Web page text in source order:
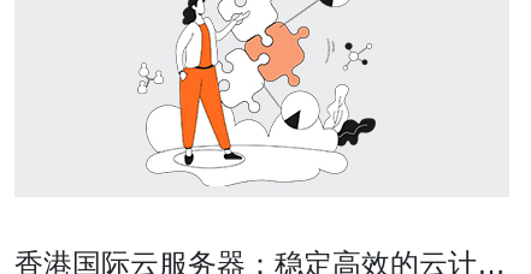
香港国际云服务器：稳定高效的云计算